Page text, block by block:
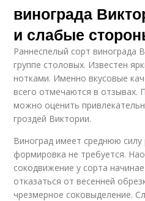
винограда
и слабые
Раннеспелый сорт винограда
группе столовых. Известен
нотками. Именно вкусовые
всего отмечаются в отзывах.
можно оценить
гроздей Виктории.
Виноград имеет среднюю силу
формировка не требуется.
сокодвижение у сорта
отказаться от весенней
чрезмерное соковыделение.